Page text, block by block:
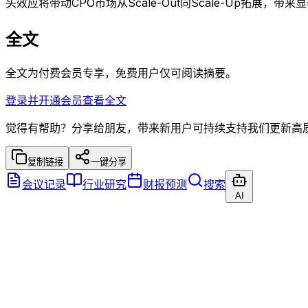
全文
全文为付费会员专享，免费用户仅可阅读摘要。
登录并开通会员查看全文
觉得有帮助？分享给朋友，带来新用户可持续支持我们更新高
复制链接 一键分享
会议记录 行业研究 财报预测 搜索
AI